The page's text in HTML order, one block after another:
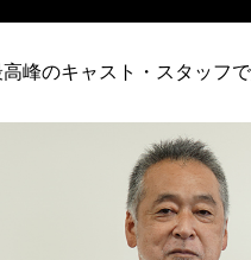
峰のキャスト・スタッフ